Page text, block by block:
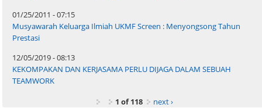
01/25/2011 - 07:15
Musyawarah Keluarga Ilmiah UKMF Screen : Menyongsong Tahun
Prestasi
12/05/2019 - 08:13
KEKOMPAKAN DAN KERJASAMA PERLU DIJAGA DALAM SEBUAH
TEAMWORK
1 of 118
next ›